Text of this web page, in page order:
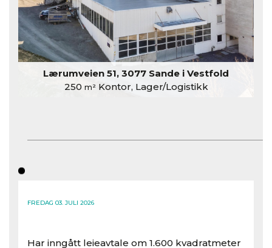
Lærumveien 51, 3077 Sande i Vestfold
250 m²Kontor, Lager/Logistikk
FREDAG 03. JULI 2026
Har inngått leieavtale om 1.600 kvadratmeter